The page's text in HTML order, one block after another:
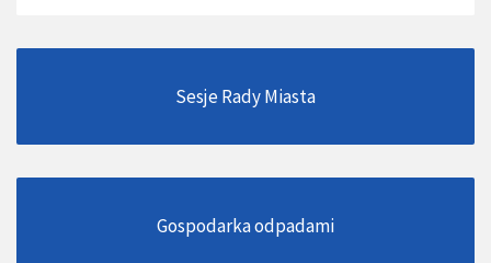
Sesje Rady Miasta
Gospodarka odpadami